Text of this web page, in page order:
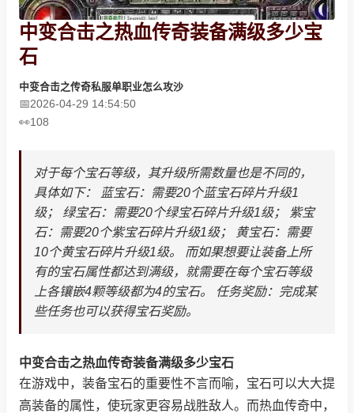
中变合击之热血传奇装备满级多少宝
石
中变合击之传奇私服单职业怎么攻沙
2026-04-29 14:54:50
108
对于每个宝石等级，其升级所需数量也是不同的，
具体如下： 蓝宝石：需要20个蓝宝石碎片升级1
级； 绿宝石：需要20个绿宝石碎片升级1级； 紫宝
石：需要20个紫宝石碎片升级1级； 黄宝石：需要
10个黄宝石碎片升级1级。 而如果想要让装备上所
有的宝石属性都达到满级，就需要在每个宝石等级
上各镶嵌4颗等级都为4的宝石。 任务奖励：完成某
些任务也可以获得宝石奖励。
中变合击之热血传奇装备满级多少宝石
在游戏中，装备宝石的重要性不言而喻，宝石可以大大提
高装备的属性，使玩家更容易战胜敌人。而热血传奇中，